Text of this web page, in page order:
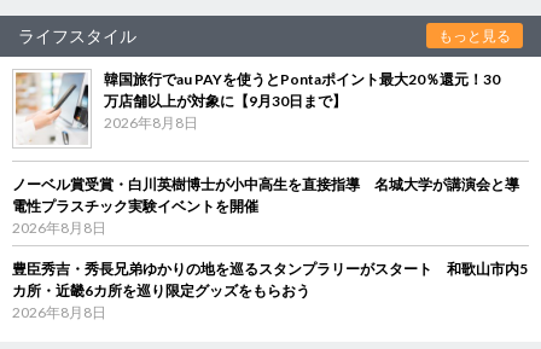
ライフスタイル もっと見る
韓国旅行でau PAYを使うとPontaポイント最大20％還元！30
万店舗以上が対象に【9月30日まで】
2026年8月8日
ノーベル賞受賞・白川英樹博士が小中高生を直接指導 名城大学が講演会と導
電性プラスチック実験イベントを開催
2026年8月8日
豊臣秀吉・秀長兄弟ゆかりの地を巡るスタンプラリーがスタート 和歌山市内5
カ所・近畿6カ所を巡り限定グッズをもらおう
2026年8月8日